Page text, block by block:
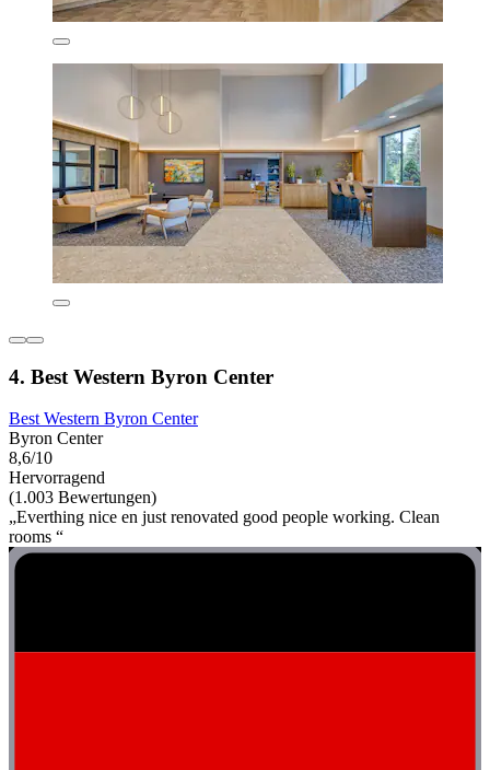
4. Best Western Byron Center
Best Western Byron Center
Byron Center
8,6/10
Hervorragend
(1.003 Bewertungen)
„Everthing nice en just renovated good people working. Clean
rooms “